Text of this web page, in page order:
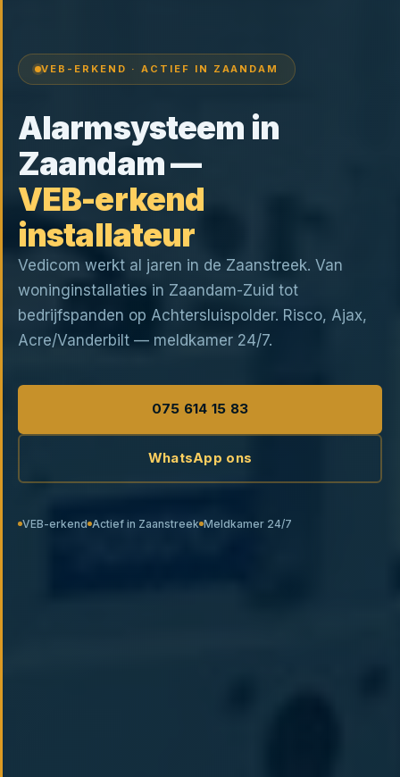
VEB-ERKEND · ACTIEF IN ZAANDAM
Alarmsysteem in
Zaandam —
VEB-erkend
installateur
Vedicom werkt al jaren in de Zaanstreek. Van
woninginstallaties in Zaandam-Zuid tot
bedrijfspanden op Achtersluispolder. Risco, Ajax,
Acre/Vanderbilt — meldkamer 24/7.
075 614 15 83
WhatsApp ons
VEB-erkend Actief in Zaanstreek Meldkamer 24/7